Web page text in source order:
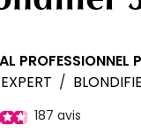
PROFESSIONNEL
/
187 avis